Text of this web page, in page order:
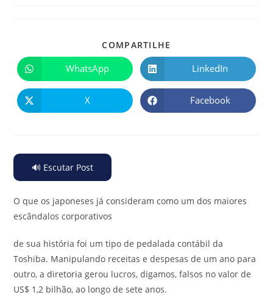
COMPARTILHE
WhatsApp LinkedIn
X Facebook
🔊 Escutar Post
O que os japoneses já consideram como um dos maiores
escândalos corporativos
de sua história foi um tipo de pedalada contábil da
Toshiba. Manipulando receitas e despesas de um ano para
outro, a diretoria gerou lucros, digamos, falsos no valor de
US$ 1,2 bilhão, ao longo de sete anos.